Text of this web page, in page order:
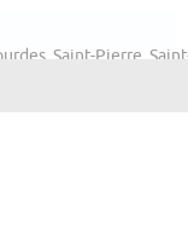
Saint-Pierre,